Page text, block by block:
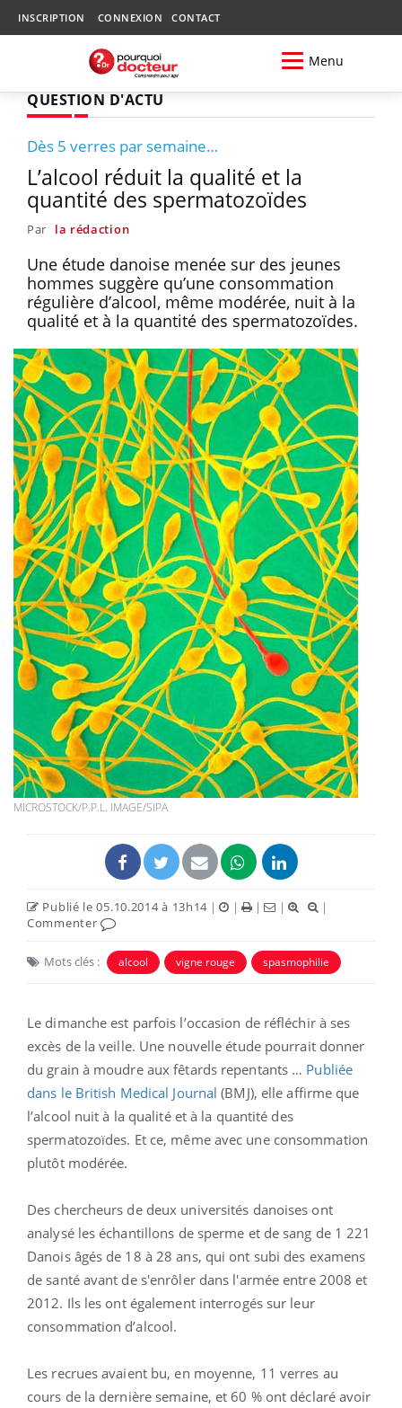
INSCRIPTION CONNEXION CONTACT
Menu
QUESTION D'ACTU
Dès 5 verres par semaine…
L’alcool réduit la qualité et la
quantité des spermatozoïdes
Par la rédaction
Une étude danoise menée sur des jeunes
hommes suggère qu’une consommation
régulière d’alcool, même modérée, nuit à la
qualité et à la quantité des spermatozoïdes.
MICROSTOCK/P.P.L. IMAGE/SIPA
Publié le 05.10.2014 à 13h14 | | | |
|
Commenter
Mots clés : alcool vigne rouge spasmophilie
Le dimanche est parfois l’occasion de réfléchir à ses
excès de la veille. Une nouvelle étude pourrait donner
du grain à moudre aux fêtards repentants … Publiée
dans le British Medical Journal (BMJ), elle affirme que
l’alcool nuit à la qualité et à la quantité des
spermatozoïdes. Et ce, même avec une consommation
plutôt modérée.
Des chercheurs de deux universités danoises ont
analysé les échantillons de sperme et de sang de 1 221
Danois âgés de 18 à 28 ans, qui ont subi des examens
de santé avant de s'enrôler dans l'armée entre 2008 et
2012. Ils les ont également interrogés sur leur
consommation d’alcool.
Les recrues avaient bu, en moyenne, 11 verres au
cours de la dernière semaine, et 60 % ont déclaré avoir